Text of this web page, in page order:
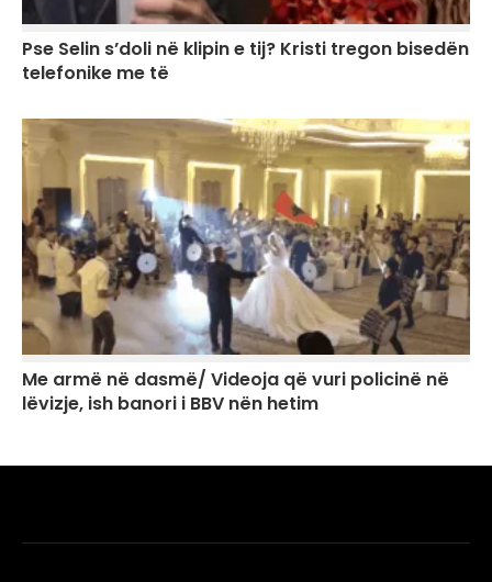
Pse Selin s’doli në klipin e tij? Kristi tregon bisedën
telefonike me të
Me armë në dasmë/ Videoja që vuri policinë në
lëvizje, ish banori i BBV nën hetim